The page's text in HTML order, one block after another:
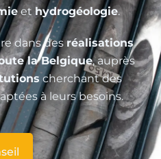
et hydrogéologie.
dans des réalisations
la Belgique, auprès
cherchant des
à leurs besoins.